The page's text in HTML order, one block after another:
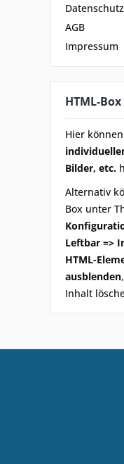
Datenschutz
AGB
Impressum
HTML-Box
Hier
Bilder, etc.
Alternativ
Box unter
Leftbar =>
HTML-
ausblenden
Inhalt